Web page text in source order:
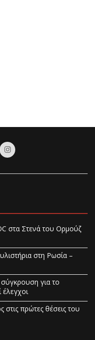
στα Στενά του Ορμούζ
στη Ρωσία –
σύγκρουση για το
έλεγχοι
στις πρώτες θέσεις του